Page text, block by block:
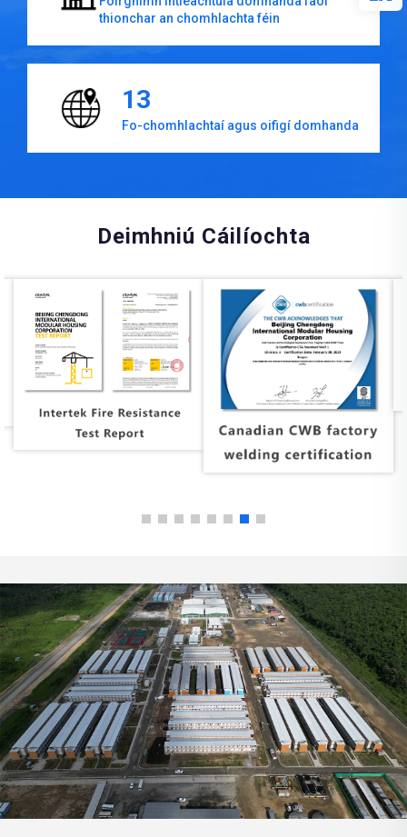
thionchar an chomhlachta féin
13
Fo-chomhlachtaí agus oifigí domhanda
Deimhniú Cáilíochta